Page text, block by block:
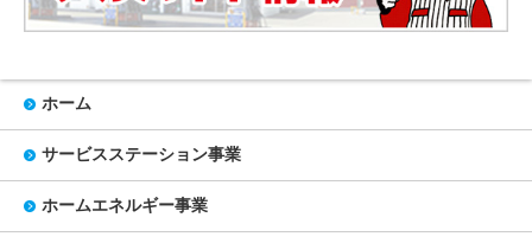
ホーム
サービスステーション事業
ホームエネルギー事業